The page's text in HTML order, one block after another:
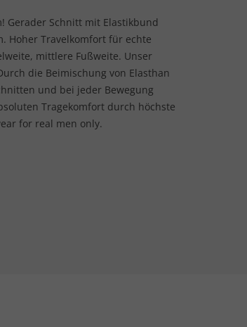
Gerader Schnitt mit Elastikbund
Hoher Travelkomfort für echte
mittlere Fußweite. Unser
die Beimischung von Elasthan
und bei jeder Bewegung
Tragekomfort durch höchste
for real men only.